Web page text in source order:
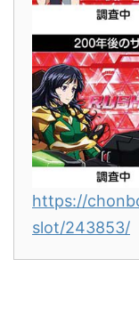
https://
slot/243853/